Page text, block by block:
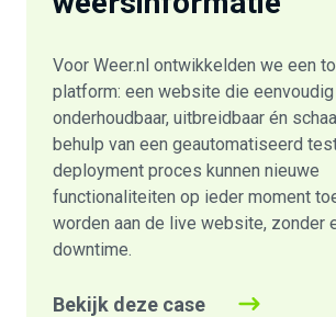
Voor Weer.nl ontwikkelden we een
platform: een website die eenvoudig
onderhoudbaar, uitbreidbaar én
behulp van een geautomatiseerd
deployment proces kunnen nieuwe
functionaliteiten op ieder moment
worden aan de live website, zonder
downtime.
Bekijk deze case